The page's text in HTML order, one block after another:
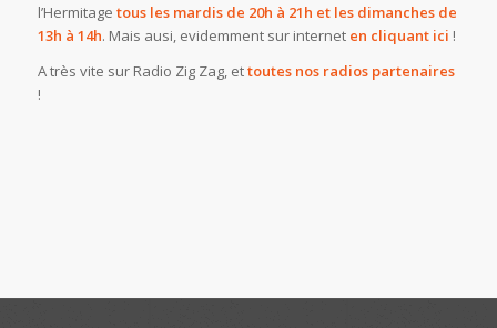
l’Hermitage tous les mardis de 20h à 21h et les dimanches de
13h à 14h. Mais ausi, evidemment sur internet en cliquant ici !
A très vite sur Radio Zig Zag, ettoutes nos radios partenaires
!